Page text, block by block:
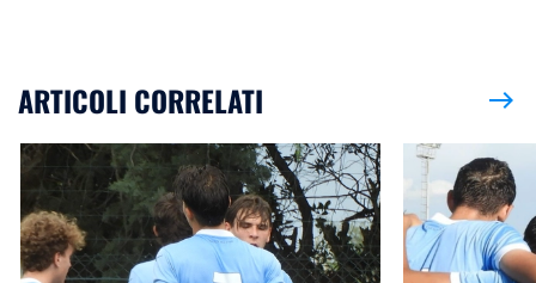
ARTICOLI CORRELATI east